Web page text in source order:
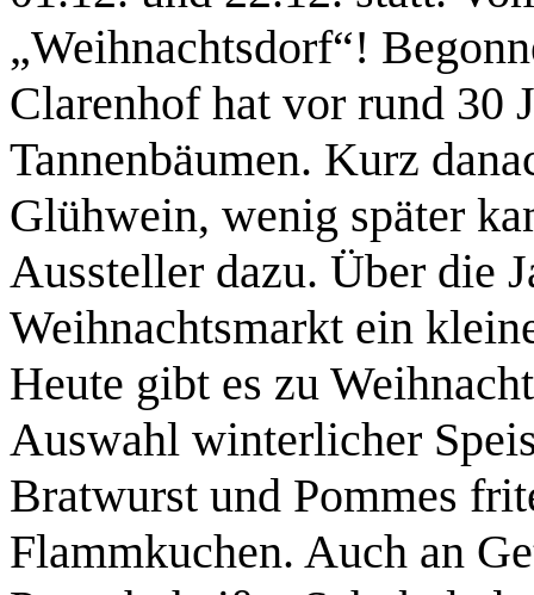
„Weihnachtsdorf“!
Clarenhof hat vor rund 30
Tannenbäumen. Kurz
Glühwein, wenig später
Aussteller dazu. Über die
Weihnachtsmarkt ein
Heute gibt es zu
Auswahl winterlicher
Bratwurst und Pommes
Flammkuchen. Auch an